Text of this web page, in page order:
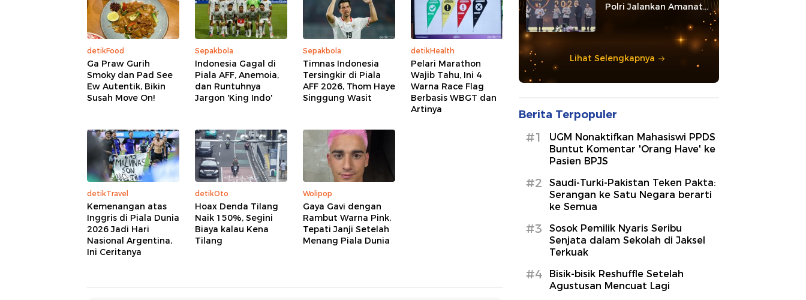
detikFood
Ga Praw Gurih
Smoky dan Pad See
Ew Autentik, Bikin
Susah Move On!
Sepakbola
Indonesia Gagal di
Piala AFF, Anemoia,
dan Runtuhnya
Jargon 'King Indo'
Sepakbola
Timnas Indonesia
Tersingkir di Piala
AFF 2026, Thom Haye
Singgung Wasit
detikHealth
Pelari Marathon
Wajib Tahu, Ini 4
Warna Race Flag
Berbasis WBGT dan
Artinya
detikTravel
Kemenangan atas
Inggris di Piala Dunia
2026 Jadi Hari
Nasional Argentina,
Ini Ceritanya
detikOto
Hoax Denda Tilang
Naik 150%, Segini
Biaya kalau Kena
Tilang
Wolipop
Gaya Gavi dengan
Rambut Warna Pink,
Tepati Janji Setelah
Menang Piala Dunia
Polri Jalankan Amanat
Lihat Selengkapnya
Berita Terpopuler
#1
UGM Nonaktifkan Mahasiswi PPDS
Buntut Komentar 'Orang Have' ke
Pasien BPJS
#2
Saudi-Turki-Pakistan Teken Pakta:
Serangan ke Satu Negara berarti
ke Semua
#3
Sosok Pemilik Nyaris Seribu
Senjata dalam Sekolah di Jaksel
Terkuak
#4
Bisik-bisik Reshuffle Setelah
Agustusan Mencuat Lagi